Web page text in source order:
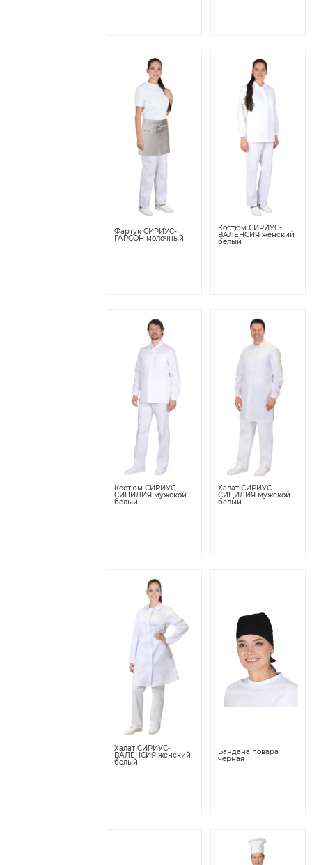
Фартук СИРИУС-
ГАРСОН молочный
Костюм СИРИУС-
ВАЛЕНСИЯ женский
белый
Костюм СИРИУС-
СИЦИЛИЯ мужской
белый
Халат СИРИУС-
СИЦИЛИЯ мужской
белый
Халат СИРИУС-
ВАЛЕНСИЯ женский
белый
Бандана повара
черная